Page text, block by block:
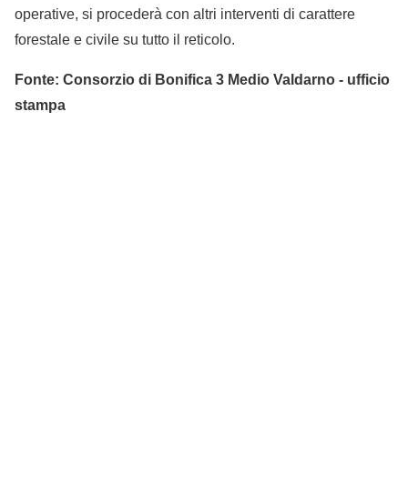
operative, si procederà con altri interventi di carattere
forestale e civile su tutto il reticolo.
Fonte: Consorzio di Bonifica 3 Medio Valdarno - ufficio
stampa